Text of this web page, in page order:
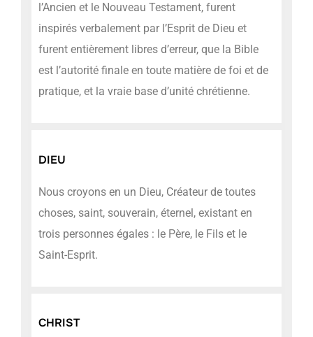
l’Ancien et le Nouveau Testament, furent
inspirés verbalement par l’Esprit de Dieu et
furent entièrement libres d’erreur, que la Bible
est l’autorité finale en toute matière de foi et de
pratique, et la vraie base d’unité chrétienne.
DIEU
Nous croyons en un Dieu, Créateur de toutes
choses, saint, souverain, éternel, existant en
trois personnes égales : le Père, le Fils et le
Saint-Esprit.
CHRIST